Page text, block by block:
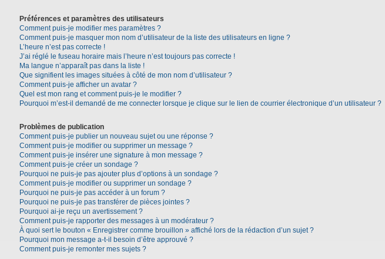
Préférences et paramètres des utilisateurs
Comment puis-je modifier mes paramètres ?
Comment puis-je masquer mon nom d’utilisateur de la liste des utilisateurs en ligne ?
L’heure n’est pas correcte !
J’ai réglé le fuseau horaire mais l’heure n’est toujours pas correcte !
Ma langue n’apparaît pas dans la liste !
Que signifient les images situées à côté de mon nom d’utilisateur ?
Comment puis-je afficher un avatar ?
Quel est mon rang et comment puis-je le modifier ?
Pourquoi m’est-il demandé de me connecter lorsque je clique sur le lien de courrier électronique d’un utilisateur ?
Problèmes de publication
Comment puis-je publier un nouveau sujet ou une réponse ?
Comment puis-je modifier ou supprimer un message ?
Comment puis-je insérer une signature à mon message ?
Comment puis-je créer un sondage ?
Pourquoi ne puis-je pas ajouter plus d’options à un sondage ?
Comment puis-je modifier ou supprimer un sondage ?
Pourquoi ne puis-je pas accéder à un forum ?
Pourquoi ne puis-je pas transférer de pièces jointes ?
Pourquoi ai-je reçu un avertissement ?
Comment puis-je rapporter des messages à un modérateur ?
À quoi sert le bouton « Enregistrer comme brouillon » affiché lors de la rédaction d’un sujet ?
Pourquoi mon message a-t-il besoin d’être approuvé ?
Comment puis-je remonter mes sujets ?